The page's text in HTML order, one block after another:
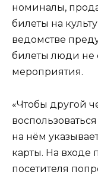
номиналы,
билеты на
ведомстве
билеты люди не
мероприятия.
«Чтобы другой
на нём
карты. На входе
посетителя